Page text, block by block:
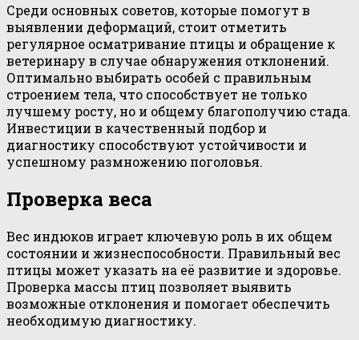
Среди основных советов, которые помогут в
выявлении деформаций, стоит отметить
регулярное осматривание птицы и обращение к
ветеринару в случае обнаружения отклонений.
Оптимально выбирать особей с правильным
строением тела, что способствует не только
лучшему росту, но и общему благополучию стада.
Инвестиции в качественный подбор и
диагностику способствуют устойчивости и
успешному размножению поголовья.
Проверка веса
Вес индюков играет ключевую роль в их общем
состоянии и жизнеспособности. Правильный вес
птицы может указать на её развитие и здоровье.
Проверка массы птиц позволяет выявить
возможные отклонения и помогает обеспечить
необходимую диагностику.